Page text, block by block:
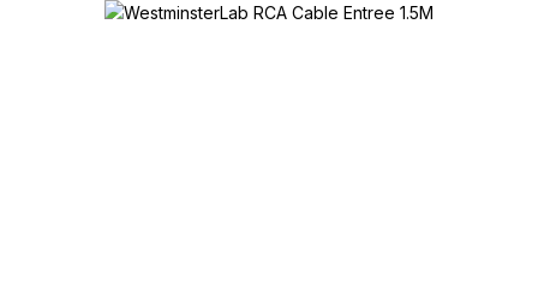
Bildergalerie überspringen